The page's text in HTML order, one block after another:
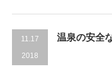
11.17
2018
温泉の安全